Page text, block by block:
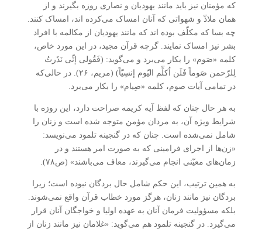
که مؤمنان نیز باید مانند یهودیان و نصاری روزه بگیرند و از
همان ملاذّ و شهواتی که آنان امساک می‌کرده اند، امساک کنند.
چه بسا که مکلّف بوده اند که مانند یهودیان از مکالمه با افراد
بشر نیز امساک نمایند. گرچه قرآن مجید، در این مورد خاص،
کلمه «صَوم» را بکار می‌برد و می‌گوید: (فَقُولی إنِّی نَذَرتُ
لِلرّحمن صَوماً فَلَن اُکلِّم الیّوم إنسِیّاً) (مریم، ۲۶). در حالی‌که
در تمامی آیات صوم، کلمه «صِیام» را بکار می‌برد.
به هر حال چنان که لفظ آیه کریمه صراحت دارد، این روزه با
شرایط ویژه آن، به مردان مؤمن متوجه شده است و زنان را
شامل نمی‌شده است. چنان که در گنجینه تلمود می‌نویسد:
«زن‌ها از اجرای فرامینی که به صورت امر هستند و در
زمان‌های معیّنی انجام می‌گیرند، معاف می‌باشند» (ص۷۸).
به همین ترتیب، این حکم شامل حال بردگان نبوده است؛ زیرا
بردگان نیز مانند زنان، هرگز مورد خطاب قرآن واقع نمی‌شوند.
بلکه مسؤولیت فرمان آنان به عهده اولیا و خواجگان آنان قرار
می‌گیرد. در گنجینه تلمود هم می‌گوید: «غلامان نیز مانند زنان از